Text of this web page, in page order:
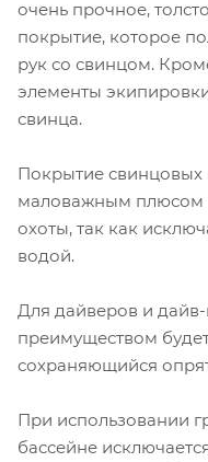
очень прочное,
покрытие, которое
рук со свинцом.
элементы
свинца.
Покрытие свинцовых
маловажным плюсом
охоты, так как
водой.
Для дайверов и
преимуществом
сохраняющийся
При использовании
бассейне